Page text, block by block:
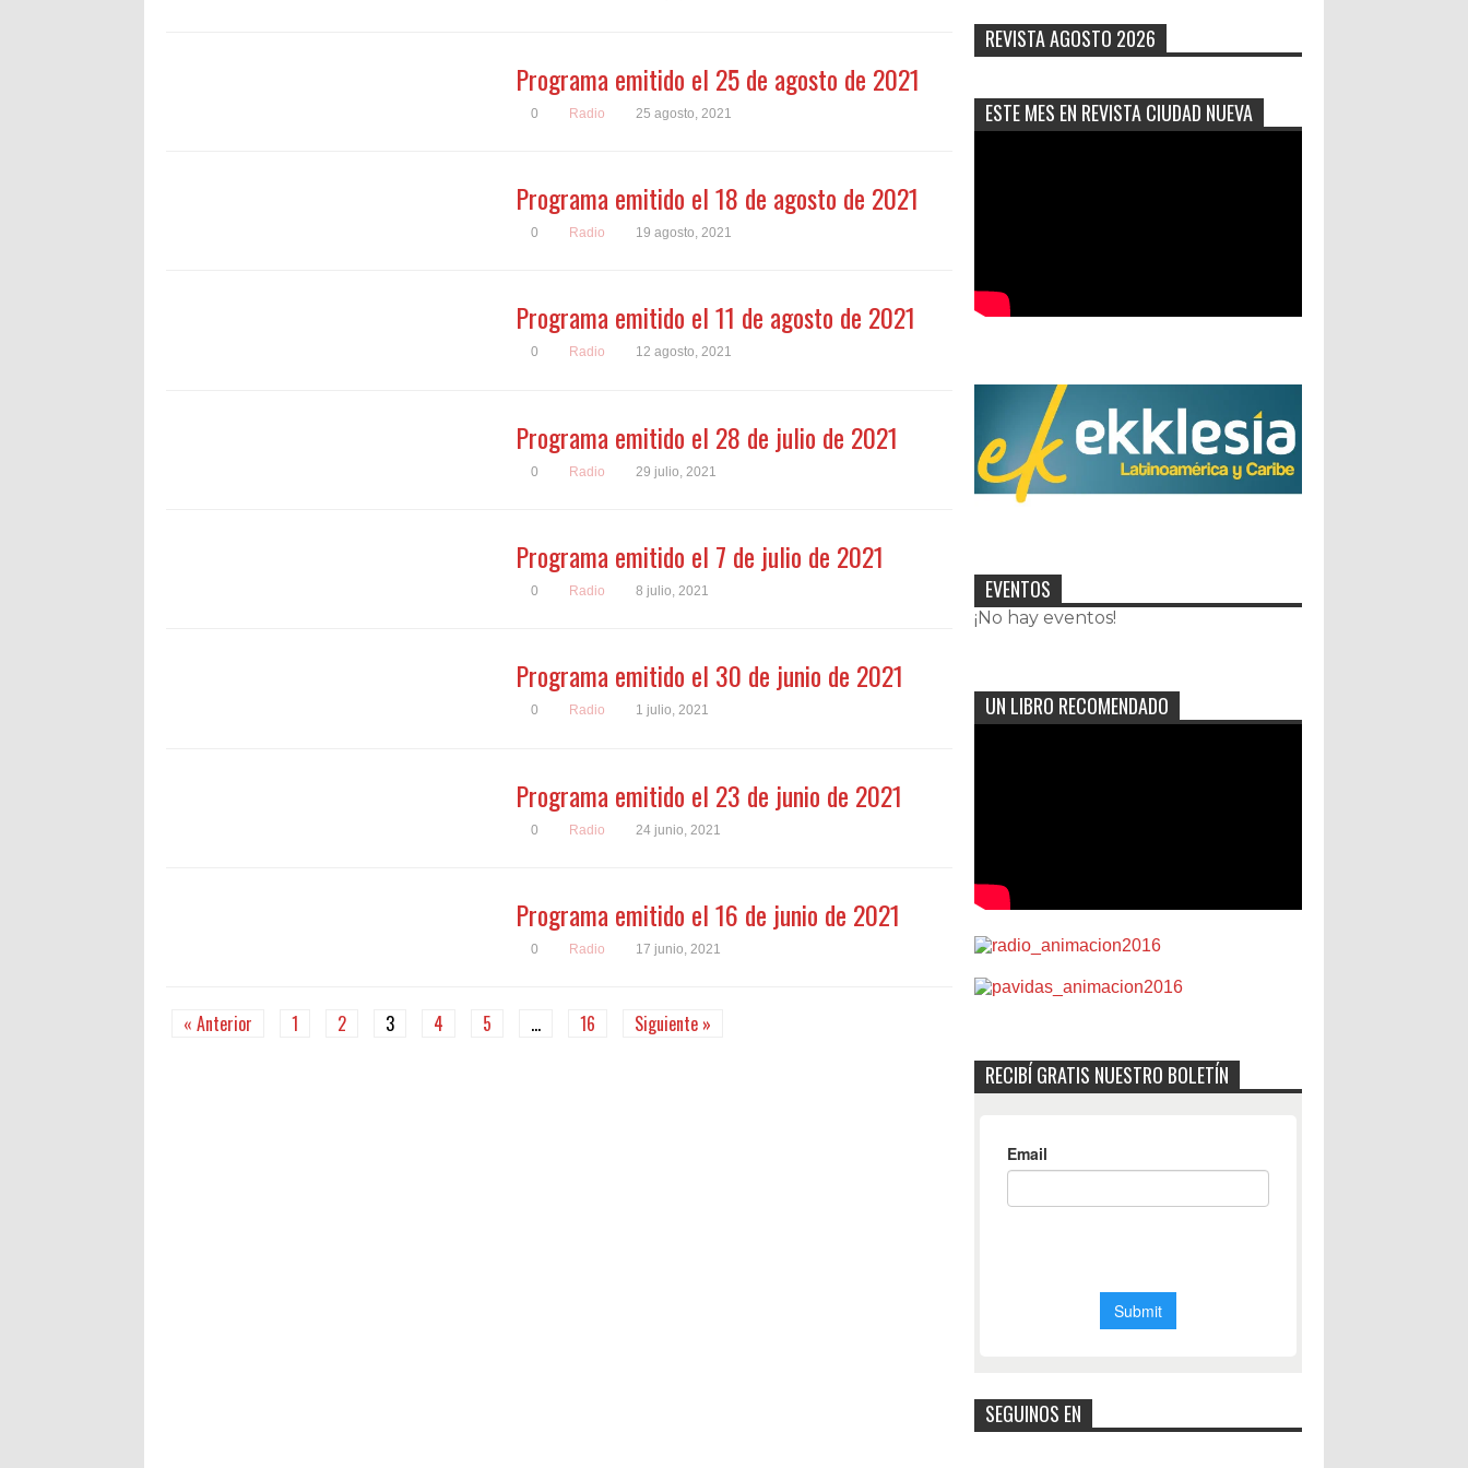
Programa emitido el 25 de agosto de 2021
0 Radio 25 agosto, 2021
Programa emitido el 18 de agosto de 2021
0 Radio 19 agosto, 2021
Programa emitido el 11 de agosto de 2021
0 Radio 12 agosto, 2021
Programa emitido el 28 de julio de 2021
0 Radio 29 julio, 2021
Programa emitido el 7 de julio de 2021
0 Radio 8 julio, 2021
Programa emitido el 30 de junio de 2021
0 Radio 1 julio, 2021
Programa emitido el 23 de junio de 2021
0 Radio 24 junio, 2021
Programa emitido el 16 de junio de 2021
0 Radio 17 junio, 2021
« Anterior 1 2 3 4 5 … 16 Siguiente »
REVISTA AGOSTO 2026
ESTE MES EN REVISTA CIUDAD NUEVA
EVENTOS
¡No hay eventos!
UN LIBRO RECOMENDADO
RECIBÍ GRATIS NUESTRO BOLETÍN
SEGUINOS EN